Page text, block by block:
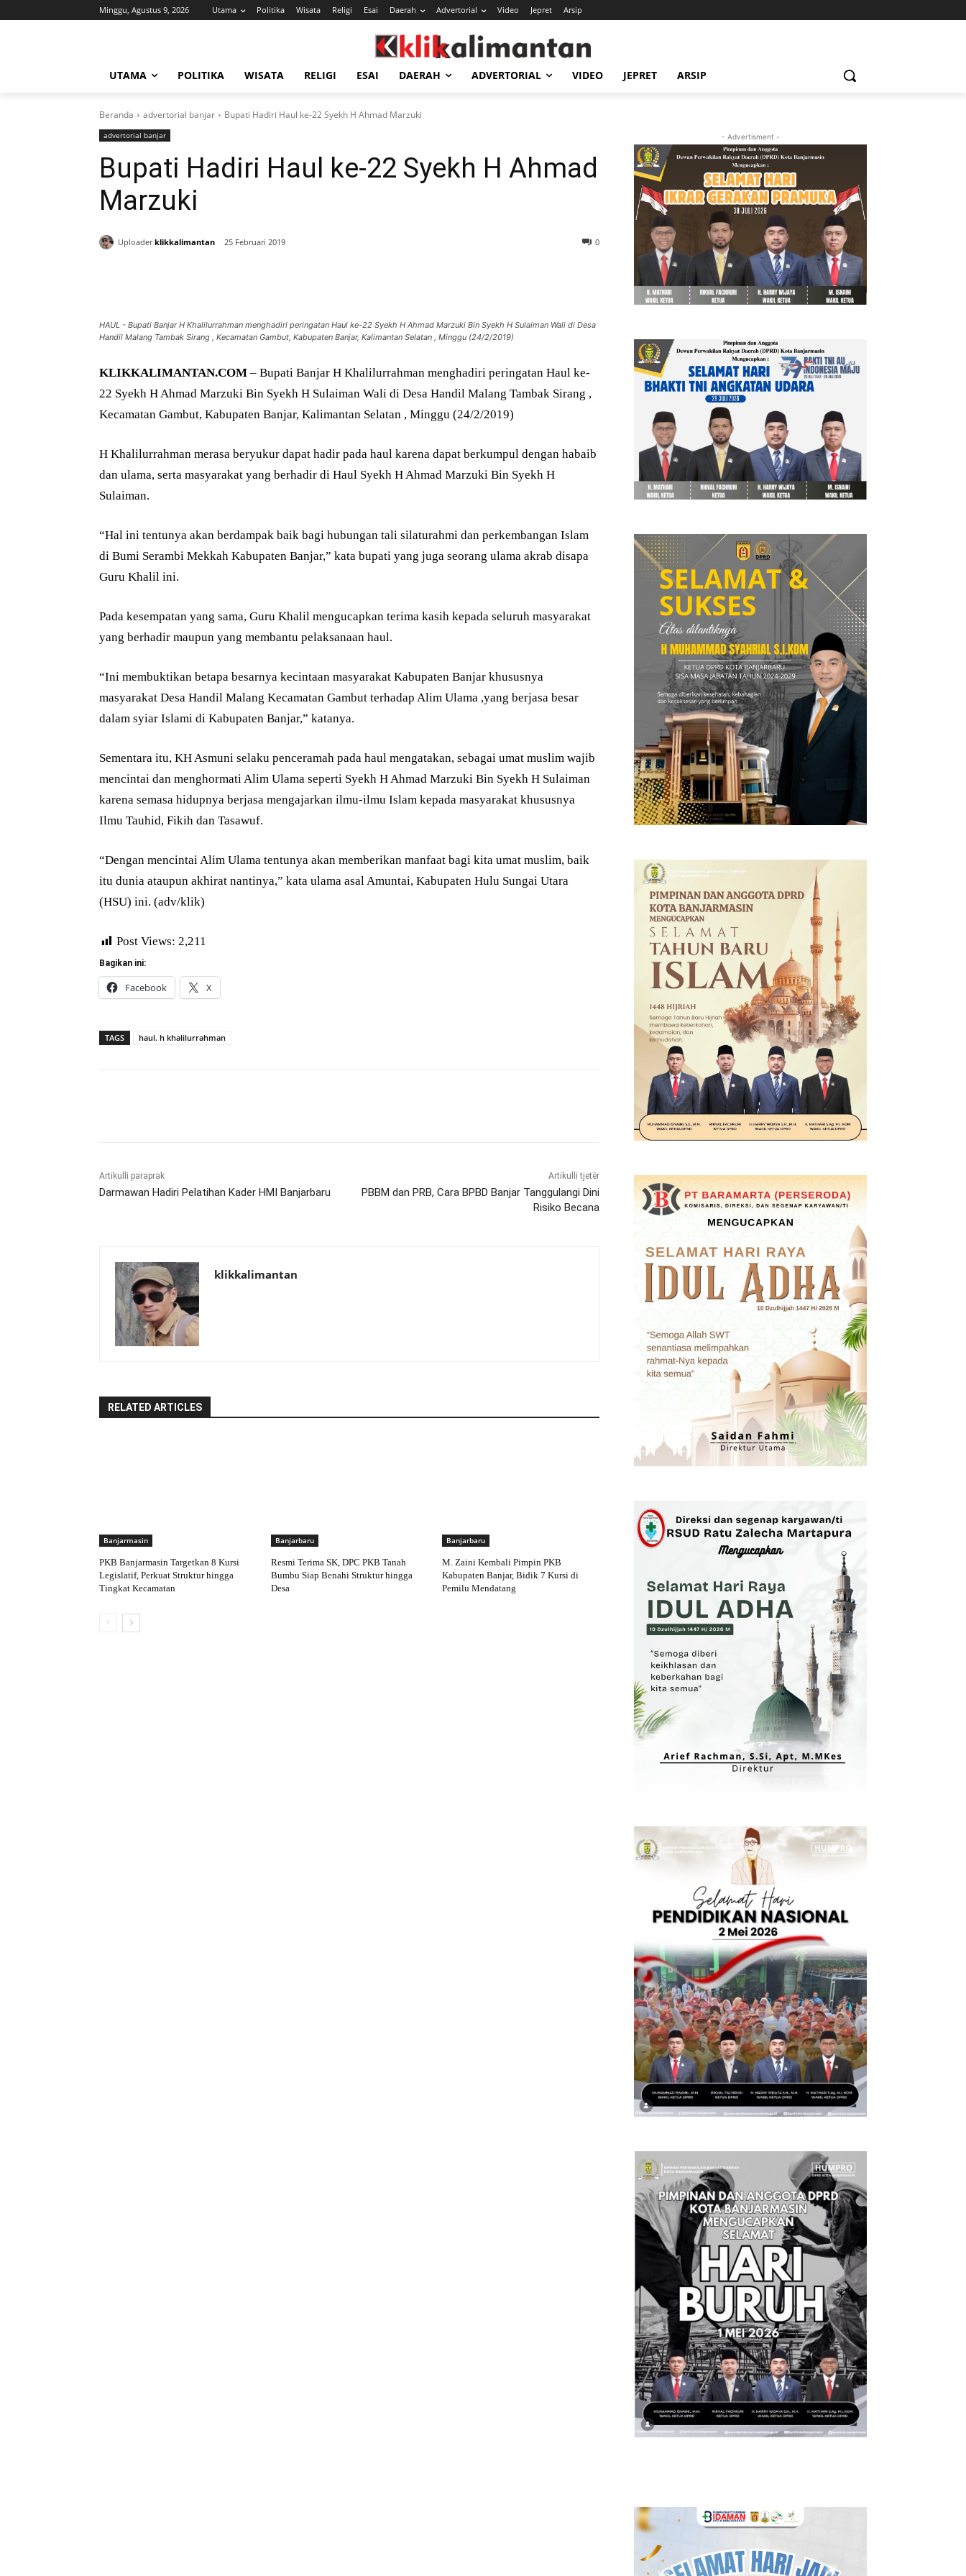
Minggu, Agustus 9, 2026 Utama Politika Wisata Religi Esai Daerah Advertorial Video Jepret Arsip
UTAMA POLITIKA WISATA RELIGI ESAI DAERAH ADVERTORIAL VIDEO JEPRET ARSIP
Beranda advertorial banjar Bupati Hadiri Haul ke-22 Syekh H Ahmad Marzuki
advertorial banjar
Bupati Hadiri Haul ke-22 Syekh H Ahmad
Marzuki
Uploader klikkalimantan 25 Februari 2019 0
HAUL - Bupati Banjar H Khalilurrahman menghadiri peringatan Haul ke-22 Syekh H Ahmad Marzuki Bin Syekh H Sulaiman Wali di Desa
Handil Malang Tambak Sirang , Kecamatan Gambut, Kabupaten Banjar, Kalimantan Selatan , Minggu (24/2/2019)
KLIKKALIMANTAN.COM – Bupati Banjar H Khalilurrahman menghadiri peringatan Haul ke-
22 Syekh H Ahmad Marzuki Bin Syekh H Sulaiman Wali di Desa Handil Malang Tambak Sirang ,
Kecamatan Gambut, Kabupaten Banjar, Kalimantan Selatan , Minggu (24/2/2019)
H Khalilurrahman merasa beryukur dapat hadir pada haul karena dapat berkumpul dengan habaib
dan ulama, serta masyarakat yang berhadir di Haul Syekh H Ahmad Marzuki Bin Syekh H
Sulaiman.
“Hal ini tentunya akan berdampak baik bagi hubungan tali silaturahmi dan perkembangan Islam
di Bumi Serambi Mekkah Kabupaten Banjar,” kata bupati yang juga seorang ulama akrab disapa
Guru Khalil ini.
Pada kesempatan yang sama, Guru Khalil mengucapkan terima kasih kepada seluruh masyarakat
yang berhadir maupun yang membantu pelaksanaan haul.
“Ini membuktikan betapa besarnya kecintaan masyarakat Kabupaten Banjar khususnya
masyarakat Desa Handil Malang Kecamatan Gambut terhadap Alim Ulama ,yang berjasa besar
dalam syiar Islami di Kabupaten Banjar,” katanya.
Sementara itu, KH Asmuni selaku penceramah pada haul mengatakan, sebagai umat muslim wajib
mencintai dan menghormati Alim Ulama seperti Syekh H Ahmad Marzuki Bin Syekh H Sulaiman
karena semasa hidupnya berjasa mengajarkan ilmu-ilmu Islam kepada masyarakat khususnya
Ilmu Tauhid, Fikih dan Tasawuf.
“Dengan mencintai Alim Ulama tentunya akan memberikan manfaat bagi kita umat muslim, baik
itu dunia ataupun akhirat nantinya,” kata ulama asal Amuntai, Kabupaten Hulu Sungai Utara
(HSU) ini. (adv/klik)
Post Views: 2,211
Bagikan ini:
Facebook X
TAGS haul. h khalilurrahman
Artikulli paraprak
Darmawan Hadiri Pelatihan Kader HMI Banjarbaru
Artikulli tjetër
PBBM dan PRB, Cara BPBD Banjar Tanggulangi Dini
Risiko Becana
klikkalimantan
RELATED ARTICLES
Banjarmasin
PKB Banjarmasin Targetkan 8 Kursi
Legislatif, Perkuat Struktur hingga
Tingkat Kecamatan
Banjarbaru
Resmi Terima SK, DPC PKB Tanah
Bumbu Siap Benahi Struktur hingga
Desa
Banjarbaru
M. Zaini Kembali Pimpin PKB
Kabupaten Banjar, Bidik 7 Kursi di
Pemilu Mendatang
- Advertisment -